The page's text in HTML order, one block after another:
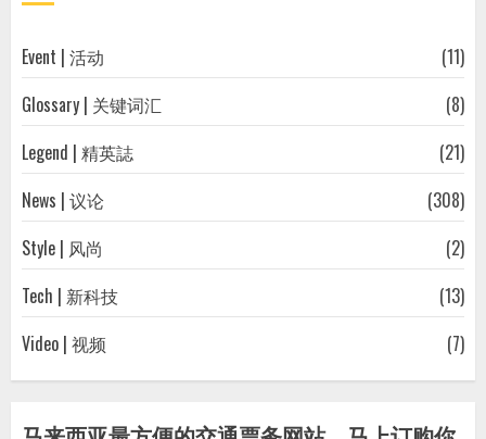
Event | 活动
(11)
Glossary | 关键词汇
(8)
Legend | 精英誌
(21)
News | 议论
(308)
Style | 风尚
(2)
Tech | 新科技
(13)
Video | 视频
(7)